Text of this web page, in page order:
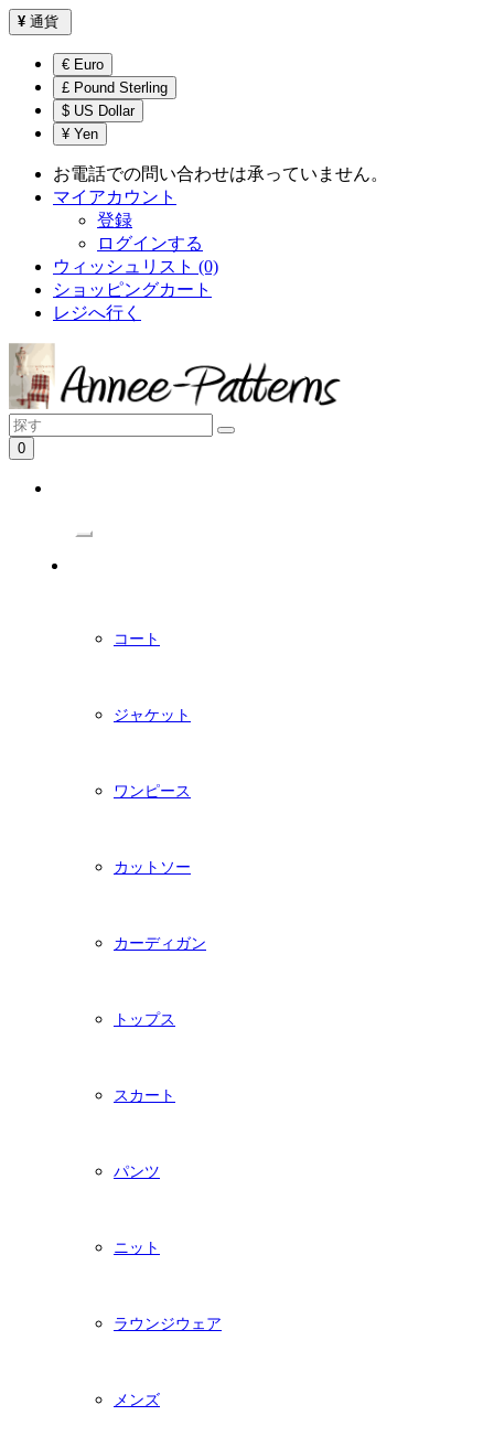
¥ 通貨
€ Euro
£ Pound Sterling
$ US Dollar
¥ Yen
お電話での問い合わせは承っていません。
マイアカウント
登録
ログインする
ウィッシュリスト (0)
ショッピングカート
レジへ行く
0
コート
ジャケット
ワンピース
カットソー
カーディガン
トップス
スカート
パンツ
ニット
ラウンジウェア
メンズ